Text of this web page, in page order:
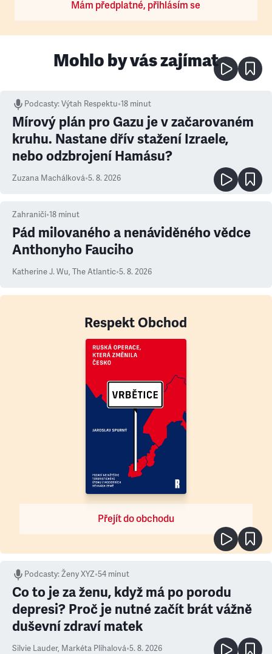
Mám předplatné, přihlásím se
Mohlo by vás zajímat
Podcasty:Výtah Respektu•18 minut
Mírový plán pro Gazu je v začarovaném
kruhu. Nastane dřív stažení Izraele,
nebo odzbrojení Hamásu?
Zuzana Machálková•5. 8. 2026
Zahraničí•18 minut
Pád milovaného a nenáviděného vědce
Anthonyho Fauciho
Katherine J. Wu, The Atlantic•5. 8. 2026
Respekt Obchod
Přejít do obchodu
Podcasty:Ženy XYZ•54 minut
Co to je za ženu, když má po porodu
depresi? Proč je nutné začít brát vážně
duševní zdraví matek
Silvie Lauder, Markéta Plíhalová•5. 8. 2026